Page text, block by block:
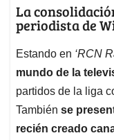
La
periodista de
Estando en ‘RCN
mundo de la
partidos de la liga
También se
recién creado